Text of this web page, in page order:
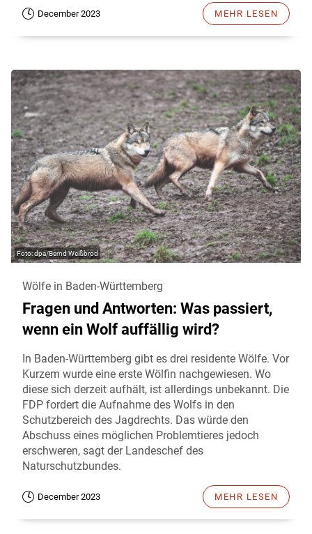
December 2023 MEHR LESEN
dpa/Bernd Weißbrod
Wölfe in Baden-Württemberg
Fragen und Antworten: Was passiert,
wenn ein Wolf auffällig wird?
In Baden-Württemberg gibt es drei residente Wölfe. Vor
Kurzem wurde eine erste Wölfin nachgewiesen. Wo
diese sich derzeit aufhält, ist allerdings unbekannt. Die
FDP fordert die Aufnahme des Wolfs in den
Schutzbereich des Jagdrechts. Das würde den
Abschuss eines möglichen Problemtieres jedoch
erschweren, sagt der Landeschef des
Naturschutzbundes.
December 2023 MEHR LESEN